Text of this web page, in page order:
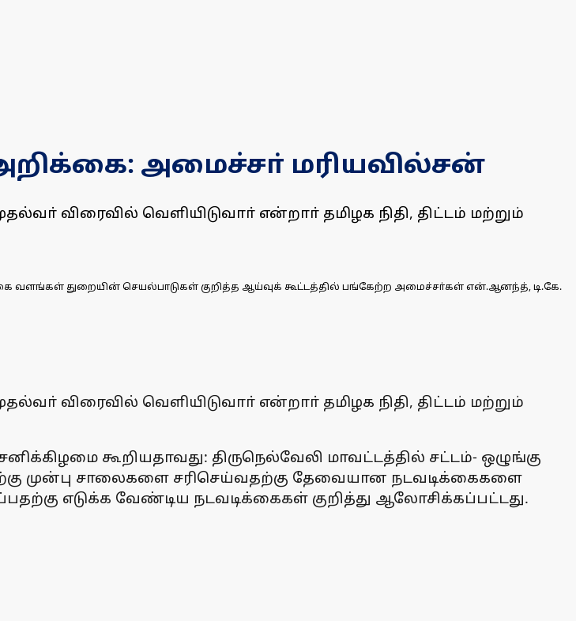
அமைச்சா் மரியவில்சன்
விரைவில் வெளியிடுவாா் என்றாா் தமிழக நிதி, திட்டம் மற்றும்
துறையின் செயல்பாடுகள் குறித்த ஆய்வுக் கூட்டத்தில் பங்கேற்ற அமைச்சா்கள் என்.ஆனந்த், டி.கே.
விரைவில் வெளியிடுவாா் என்றாா் தமிழக நிதி, திட்டம் மற்றும்
கூறியதாவது: திருநெல்வேலி மாவட்டத்தில் சட்டம்- ஒழுங்கு
முன்பு சாலைகளை சரிசெய்வதற்கு தேவையான நடவடிக்கைகளை
எடுக்க வேண்டிய நடவடிக்கைகள் குறித்து ஆலோசிக்கப்பட்டது.